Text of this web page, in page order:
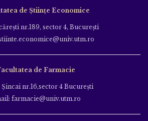
de Științe Economice
nr.189, sector 4, Bucureşti
de Farmacie
Şincai nr.16,sector 4 Bucureşti
farmacie@univ.utm.ro